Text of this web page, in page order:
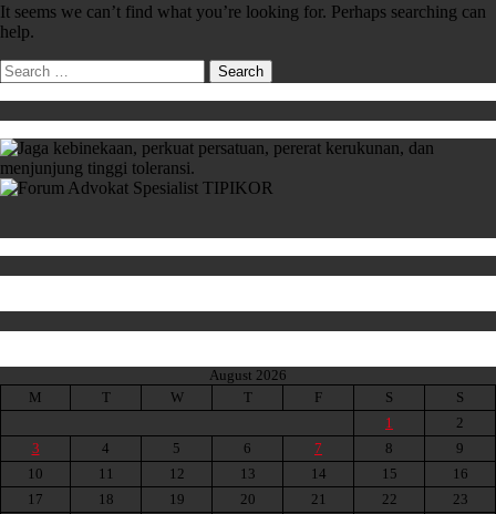
It seems we can’t find what you’re looking for. Perhaps searching can
help.
Search
for:
August 2026
M
T W T F S
S
1
2
3
4 5 6 7 8
9
10
11 12 13 14 15
16
17
18 19 20 21 22
23